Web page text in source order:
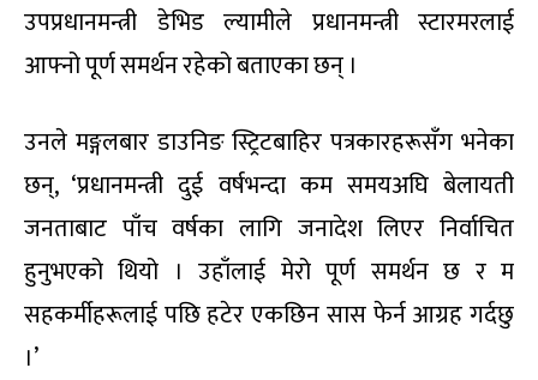
उपप्रधानमन्त्री डेभिड ल्यामीले प्रधानमन्त्री स्टारमरलाई
आफ्नो पूर्ण समर्थन रहेको बताएका छन् ।
उनले मङ्गलबार डाउनिङ स्ट्रिटबाहिर पत्रकारहरूसँग भनेका
छन्, ‘प्रधानमन्त्री दुई वर्षभन्दा कम समयअघि बेलायती
जनताबाट पाँच वर्षका लागि जनादेश लिएर निर्वाचित
हुनुभएको थियो । उहाँलाई मेरो पूर्ण समर्थन छ र म
सहकर्मीहरूलाई पछि हटेर एकछिन सास फेर्न आग्रह गर्दछु
।’